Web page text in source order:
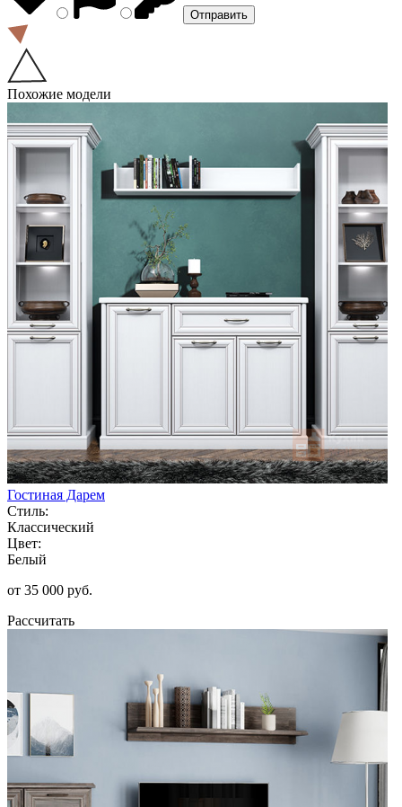
Похожие модели
Гостиная Дарем
Стиль:
Классический
Цвет:
Белый
от 35 000 руб.
Рассчитать